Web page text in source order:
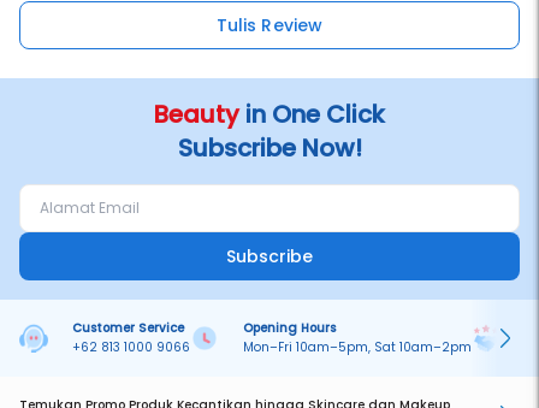
Tulis Review
Beautyin One Click
Subscribe Now!
Subscribe
Customer Service
+62 813 1000 9066
Opening Hours
Mon–Fri 10am–5pm, Sat 10am–2pm